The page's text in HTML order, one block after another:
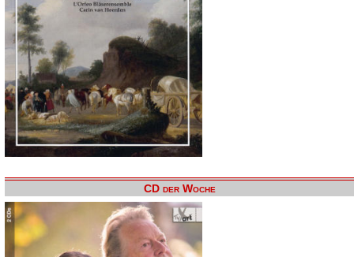
CD der Woche